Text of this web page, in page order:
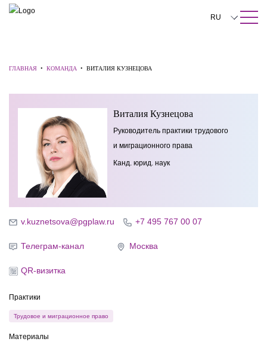
ПОИСК ПО САЙТУ Закрыть
RU
日本語
ГЛАВНАЯ • КОМАНДА • ВИТАЛИЯ КУЗНЕЦОВА
Виталия Кузнецова
Руководитель практики трудового
и миграционного права
Канд. юрид. наук
v.kuznetsova@pgplaw.ru +7 495 767 00 07
Телеграм-канал Москва
QR-визитка
Практики
Трудовое и миграционное право
Материалы